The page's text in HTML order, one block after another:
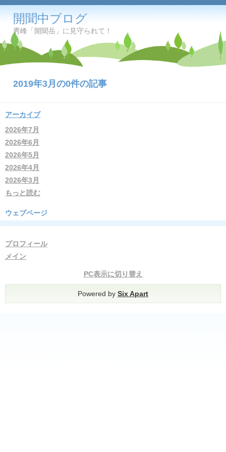
開聞中ブログ
秀峰「開聞岳」に見守られて！
2019年3月の0件の記事
アーカイブ
2026年7月
2026年6月
2026年5月
2026年4月
2026年3月
もっと読む
ウェブページ
プロフィール
メイン
PC表示に切り替え
Powered by Six Apart